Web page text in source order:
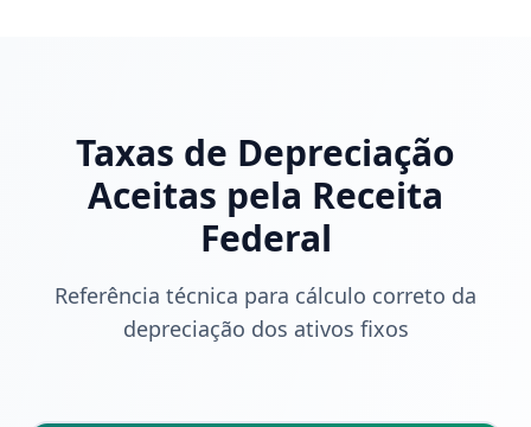
Taxas de Depreciação
Aceitas pela Receita
Federal
Referência técnica para cálculo correto da
depreciação dos ativos fixos